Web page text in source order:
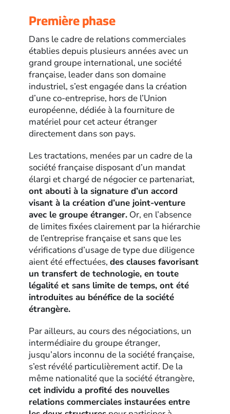
Première phase
Dans le cadre de relations commerciales
établies depuis plusieurs années avec un
grand groupe international, une société
française, leader dans son domaine
industriel, s’est engagée dans la création
d’une co-entreprise, hors de l’Union
européenne, dédiée à la fourniture de
matériel pour cet acteur étranger
directement dans son pays.
Les tractations, menées par un cadre de la
société française disposant d’un mandat
élargi et chargé de négocier ce partenariat,
ont abouti à la signature d’un accord
visant à la création d’une joint-venture
avec le groupe étranger. Or, en l’absence
de limites fixées clairement par la hiérarchie
de l’entreprise française et sans que les
vérifications d’usage de type due diligence
aient été effectuées,des clauses favorisant
un transfert de technologie, en toute
légalité et sans limite de temps, ont été
introduites au bénéfice de la société
étrangère.
Par ailleurs, au cours des négociations, un
intermédiaire du groupe étranger,
jusqu’alors inconnu de la société française,
s’est révélé particulièrement actif. De la
même nationalité que la société étrangère,
cet individu a profité des nouvelles
relations commerciales instaurées entre